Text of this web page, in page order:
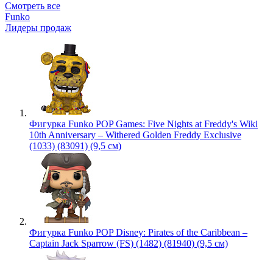
Смотреть все
Funko
Лидеры продаж
Фигурка Funko POP Games: Five Nights at Freddy's Wiki
10th Anniversary – Withered Golden Freddy Exclusive
(1033) (83091) (9,5 см)
Фигурка Funko POP Disney: Pirates of the Caribbean –
Captain Jack Sparrow (FS) (1482) (81940) (9,5 см)